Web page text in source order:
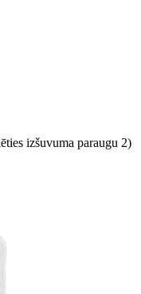
izšuvuma paraugu 2)